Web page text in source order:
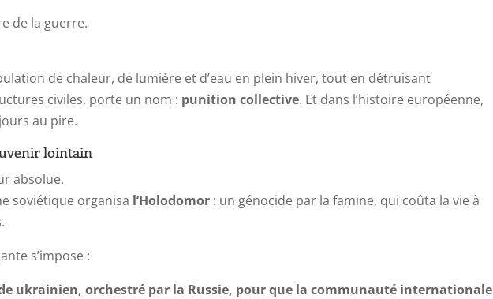
de la guerre.
de chaleur, de lumière et d’eau en plein hiver, tout en détruisant
civiles, porte un nom : punition collective. Et dans l’histoire européenne,
au pire.
lointain
absolue.
soviétique organisa l’Holodomor : un génocide par la famine, qui coûta la vie à
s’impose :
ukrainien, orchestré par la Russie, pour que la communauté internationale